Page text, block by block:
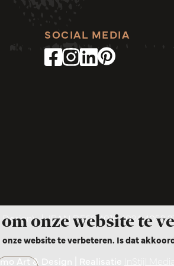
SOCIAL MEDIA
| IBAN DE66 4016 4024 4052
Art & Design | Realisatie
onze website te
website te verbeteren. Is dat